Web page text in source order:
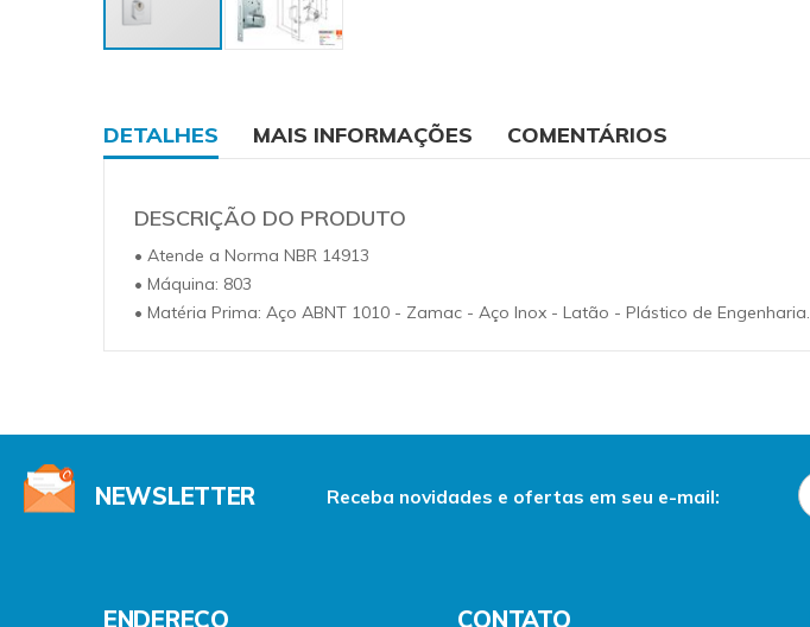
beginning
of
gallery
DETALHES
DESCRIÇÃO DO PRODUTO
• Atende a Norma NBR 14913
• Máquina: 803
• Matéria Prima: Aço ABNT 1010 - Zamac - Aço Inox - Latão - Plástico de Engenharia.
MAIS INFORMAÇÕES COMENTÁRIOS
NEWSLETTER Receba novidades e ofertas em seu e-mail:
ENDEREÇO CONTATO